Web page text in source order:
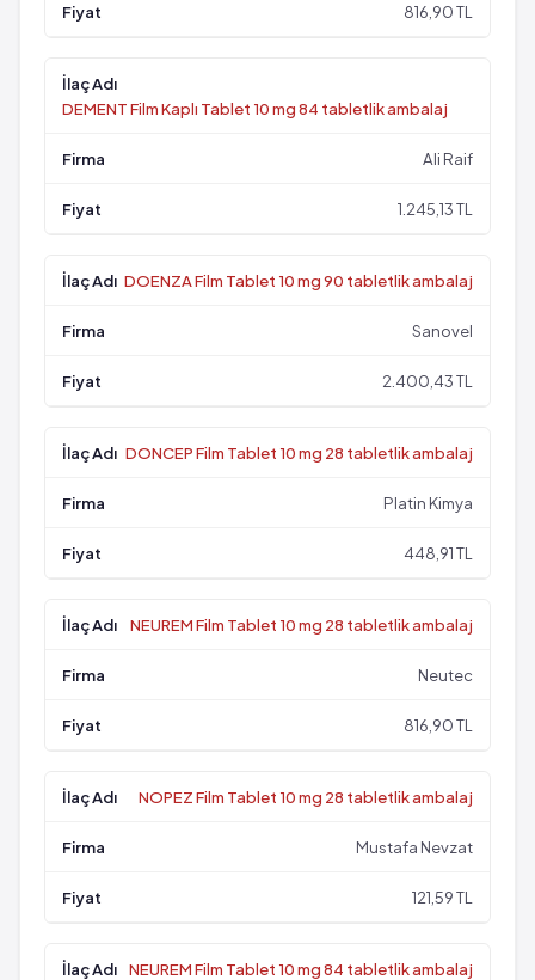
816,90 TL
DEMENT Film Kaplı Tablet 10 mg 84 tabletlik ambalaj
Ali Raif
1.245,13 TL
DOENZA Film Tablet 10 mg 90 tabletlik ambalaj
Sanovel
2.400,43 TL
DONCEP Film Tablet 10 mg 28 tabletlik ambalaj
Platin Kimya
448,91 TL
NEUREM Film Tablet 10 mg 28 tabletlik ambalaj
Neutec
816,90 TL
NOPEZ Film Tablet 10 mg 28 tabletlik ambalaj
Mustafa Nevzat
121,59 TL
NEUREM Film Tablet 10 mg 84 tabletlik ambalaj